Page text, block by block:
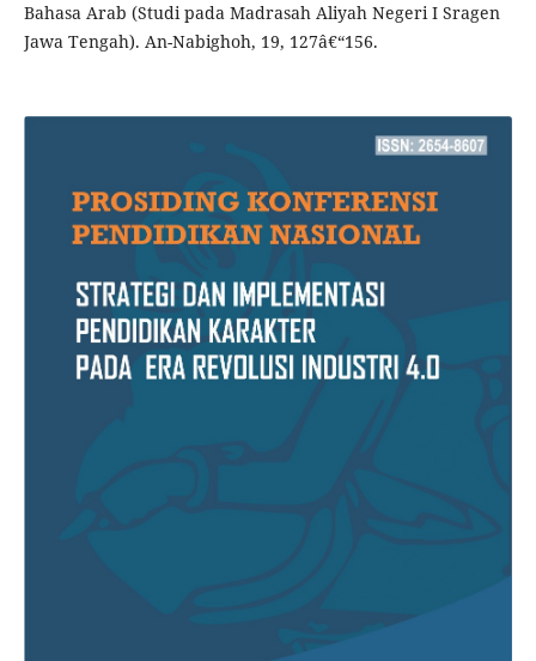
Bahasa Arab (Studi pada Madrasah Aliyah Negeri I Sragen
Jawa Tengah). An-Nabighoh, 19, 127â€“156.